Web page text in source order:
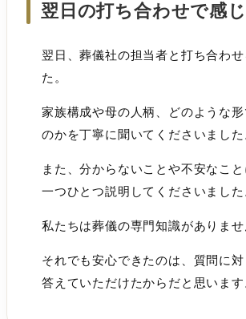
翌日の打ち合わせで感
翌日、葬儀社の担当者と打ち合わ
た。
家族構成や母の人柄、どのような
のかを丁寧に聞いてくださいました
また、分からないことや不安なこ
一つひとつ説明してくださいました
私たちは葬儀の専門知識がありませ
それでも安心できたのは、質問に
答えていただけたからだと思います